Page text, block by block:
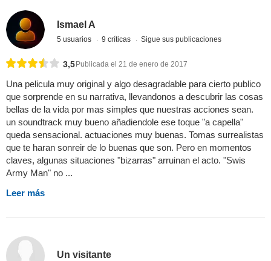
Ismael A
5 usuarios 9 críticas Sigue sus publicaciones
3,5 Publicada el 21 de enero de 2017
Una pelicula muy original y algo desagradable para cierto publico
que sorprende en su narrativa, llevandonos a descubrir las cosas
bellas de la vida por mas simples que nuestras acciones sean.
un soundtrack muy bueno añadiendole ese toque "a capella"
queda sensacional. actuaciones muy buenas. Tomas surrealistas
que te haran sonreir de lo buenas que son. Pero en momentos
claves, algunas situaciones "bizarras" arruinan el acto. "Swis
Army Man" no ...
Leer más
Un visitante